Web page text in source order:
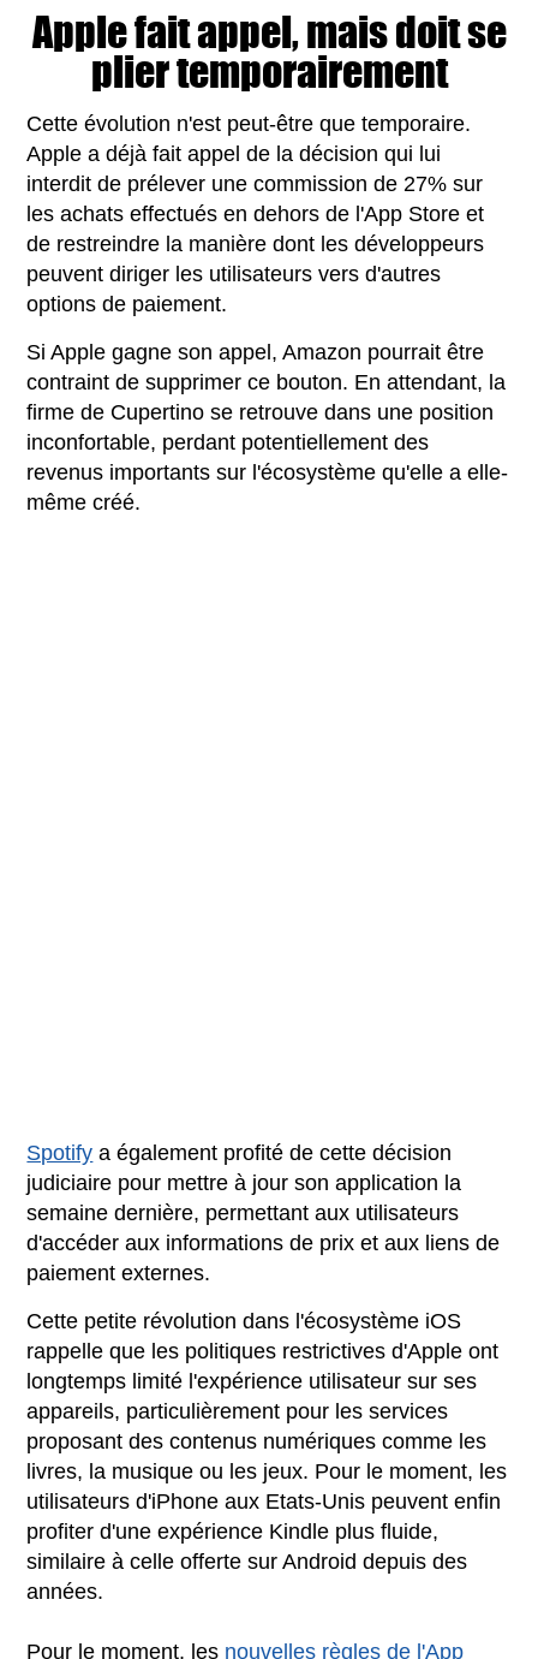
Apple fait appel, mais doit se
plier temporairement
Cette évolution n'est peut-être que temporaire.
Apple a déjà fait appel de la décision qui lui
interdit de prélever une commission de 27% sur
les achats effectués en dehors de l'App Store et
de restreindre la manière dont les développeurs
peuvent diriger les utilisateurs vers d'autres
options de paiement.
Si Apple gagne son appel, Amazon pourrait être
contraint de supprimer ce bouton. En attendant, la
firme de Cupertino se retrouve dans une position
inconfortable, perdant potentiellement des
revenus importants sur l'écosystème qu'elle a elle-
même créé.
Spotify a également profité de cette décision
judiciaire pour mettre à jour son application la
semaine dernière, permettant aux utilisateurs
d'accéder aux informations de prix et aux liens de
paiement externes.
Cette petite révolution dans l'écosystème iOS
rappelle que les politiques restrictives d'Apple ont
longtemps limité l'expérience utilisateur sur ses
appareils, particulièrement pour les services
proposant des contenus numériques comme les
livres, la musique ou les jeux. Pour le moment, les
utilisateurs d'iPhone aux Etats-Unis peuvent enfin
profiter d'une expérience Kindle plus fluide,
similaire à celle offerte sur Android depuis des
années.
Pour le moment, les nouvelles règles de l'App